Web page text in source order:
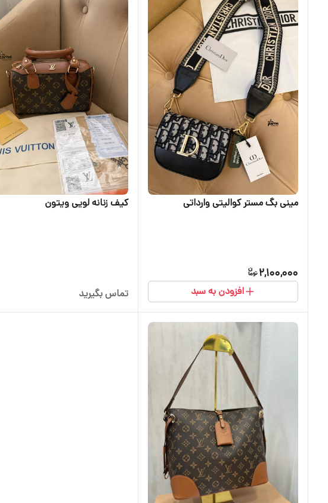
مینی بگ مستر کوالیتی وارداتی
2,100,000
افزودن به سبد
کیف زنانه لویی ویتون
تماس بگیرید